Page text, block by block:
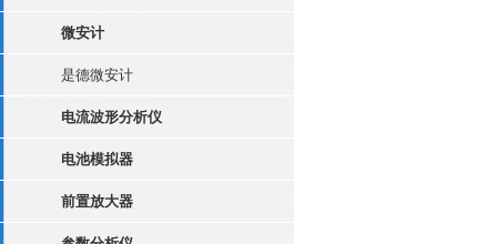
微安计
是德微安计
电流波形分析仪
电池模拟器
前置放大器